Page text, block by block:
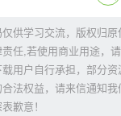
供学习交流，版权归
任,若使用商业用途，
用户自行承担，部分资
法权益，请来信通知我
歉意！